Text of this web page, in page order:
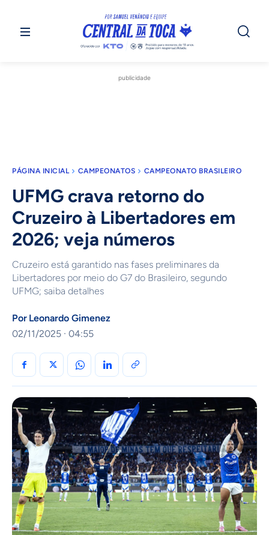
publicidade
PÁGINA INICIAL CAMPEONATOS CAMPEONATO BRASILEIRO
UFMG crava retorno do
Cruzeiro à Libertadores em
2026; veja números
Cruzeiro está garantido nas fases preliminares da
Libertadores por meio do G7 do Brasileiro, segundo
UFMG; saiba detalhes
Por Leonardo Gimenez
02/11/2025 · 04:55